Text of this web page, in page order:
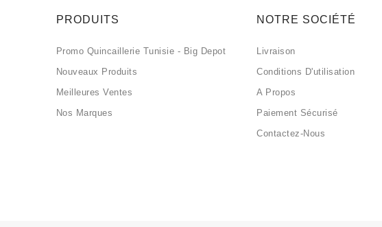
PRODUITS
Promo Quincaillerie Tunisie - Big Depot
Nouveaux Produits
Meilleures Ventes
Nos Marques
NOTRE SOCIÉTÉ
Livraison
Conditions D'utilisation
A Propos
Paiement Sécurisé
Contactez-Nous